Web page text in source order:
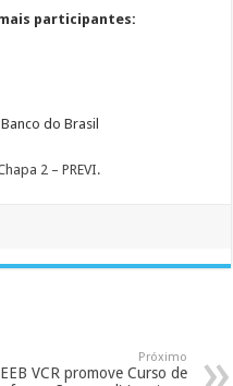
participantes:
do Brasil
2 – PREVI.
Próximo
VCR promove Curso de